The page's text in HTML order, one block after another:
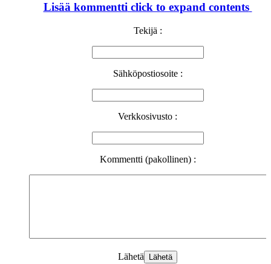
Lisää kommentti click to expand contents
Tekijä :
Sähköpostiosoite :
Verkkosivusto :
Kommentti (pakollinen) :
Lähetä